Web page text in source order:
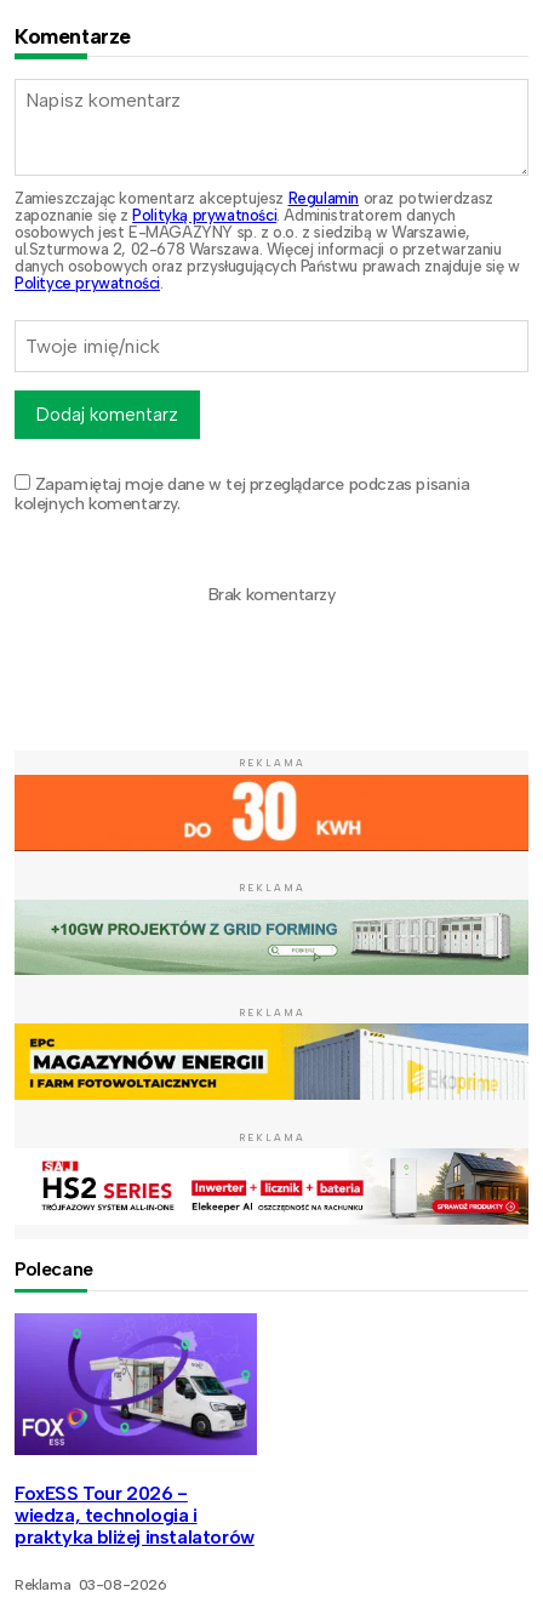
Komentarze
Zamieszczając komentarz akceptujesz Regulamin oraz potwierdzasz
zapoznanie się z Polityką prywatności. Administratorem danych
osobowych jest E-MAGAZYNY sp. z o.o. z siedzibą w Warszawie,
ul.Szturmowa 2, 02-678 Warszawa. Więcej informacji o przetwarzaniu
danych osobowych oraz przysługujących Państwu prawach znajduje się w
Polityce prywatności.
Zapamiętaj moje dane w tej przeglądarce podczas pisania
kolejnych komentarzy.
Dodaj komentarz
Brak komentarzy
REKLAMA
REKLAMA
REKLAMA
REKLAMA
Polecane
FoxESS Tour 2026 -
wiedza, technologia i
praktyka bliżej instalatorów
Reklama 03-08-2026